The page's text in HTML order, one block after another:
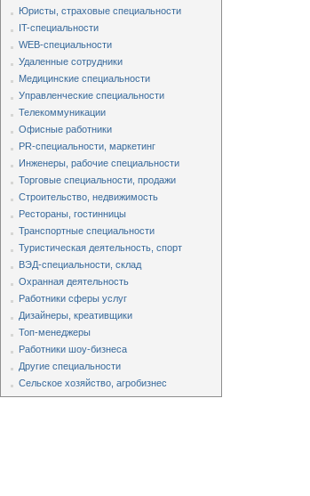
Юристы, страховые специальности
IT-специальности
WEB-специальности
Удаленные сотрудники
Медицинские специальности
Управленческие специальности
Телекоммуникации
Офисные работники
PR-специальности, маркетинг
Инженеры, рабочие специальности
Торговые специальности, продажи
Строительство, недвижимость
Рестораны, гостинницы
Транспортные специальности
Туристическая деятельность, спорт
ВЭД-специальности, склад
Охранная деятельность
Работники сферы услуг
Дизайнеры, креативщики
Топ-менеджеры
Работники шоу-бизнеса
Другие специальности
Сельское хозяйство, агробизнес